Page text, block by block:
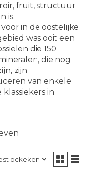
fruit, structuur
is.
in de oostelijke
was ooit een
die 150
die nog
zijn
van enkele
in
bekeken